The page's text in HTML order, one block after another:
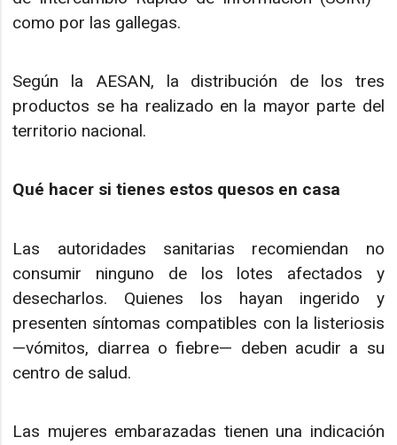
como por las gallegas.
Según la AESAN, la distribución de los tres
productos se ha realizado en la mayor parte del
territorio nacional.
Qué hacer si tienes estos quesos en casa
Las autoridades sanitarias recomiendan no
consumir ninguno de los lotes afectados y
desecharlos. Quienes los hayan ingerido y
presenten síntomas compatibles con la listeriosis
—vómitos, diarrea o fiebre— deben acudir a su
centro de salud.
Las mujeres embarazadas tienen una indicación